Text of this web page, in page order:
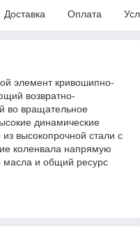
Доставка Оплата
элемент кривошипно-
возвратно-
во вращательное
динамические
из высокопрочной стали с
коленвала напрямую
масла и общий ресурс